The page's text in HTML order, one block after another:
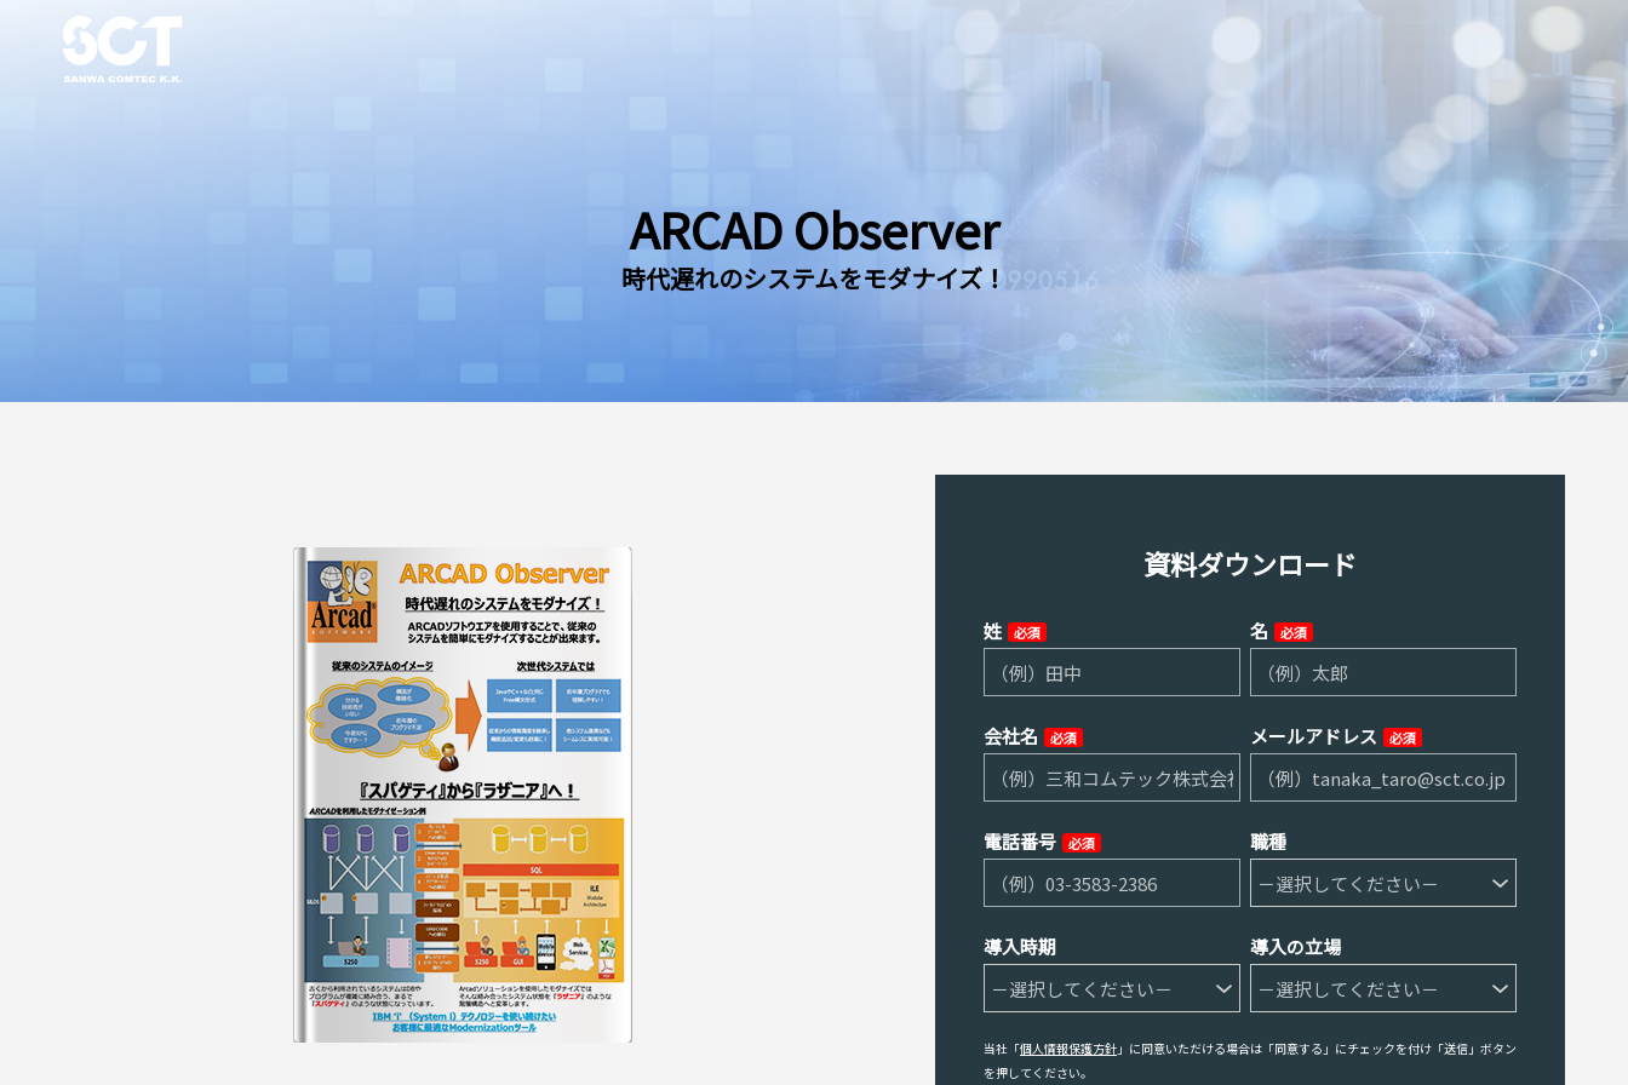
ARCAD Observer
時代遅れのシステムをモダナイズ！
資料ダウンロード
姓 必須 名 必須
会社名 必須 メールアドレス 必須
電話番号 必須 職種
導入時期 導入の立場
当社「個人情報保護方針 」に同意いただける場合は「同意する」にチェックを付け「送信」ボタン
を押してください。